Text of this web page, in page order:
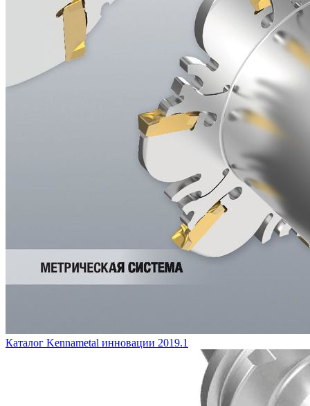
Каталог Kennametal инновации 2019.1